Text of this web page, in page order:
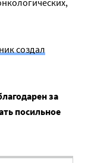
создал
за
посильное